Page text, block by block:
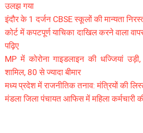
उलझ गया
इंदौर के 1 दर्जन CBSE स्कूलों की मान्यता
कोर्ट में कपटपूर्ण याचिका दाखिल करने वाला
पढ़िए
MP में कोरोना गाइडलाइन की धज्जियां
शामिल, 80 से ज्यादा बीमार
मध्य प्रदेश में राजनीतिक तनाव: मंत्रियों की
मंडला जिला पंचायत आफिस में महिला कर्मचारी